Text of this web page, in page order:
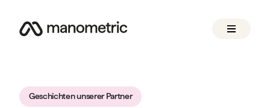
Geschichten unserer Partner